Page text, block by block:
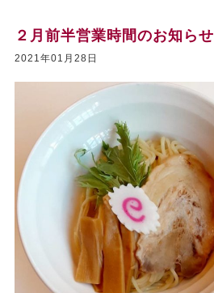
２月前半営業時間のお知らせ
2021年01月28日